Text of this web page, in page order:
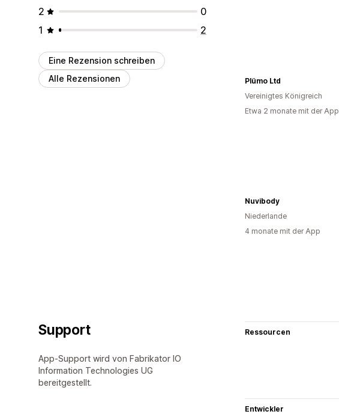
2
0
1
2
Eine Rezension schreiben
Alle Rezensionen
Plümo Ltd
Vereinigtes Königreich
Etwa 2 monate mit der App
Nuvibody
Niederlande
4 monate mit der App
Support
App-Support wird von Fabrikator IO
Information Technologies UG
bereitgestellt.
Ressourcen
Entwickler